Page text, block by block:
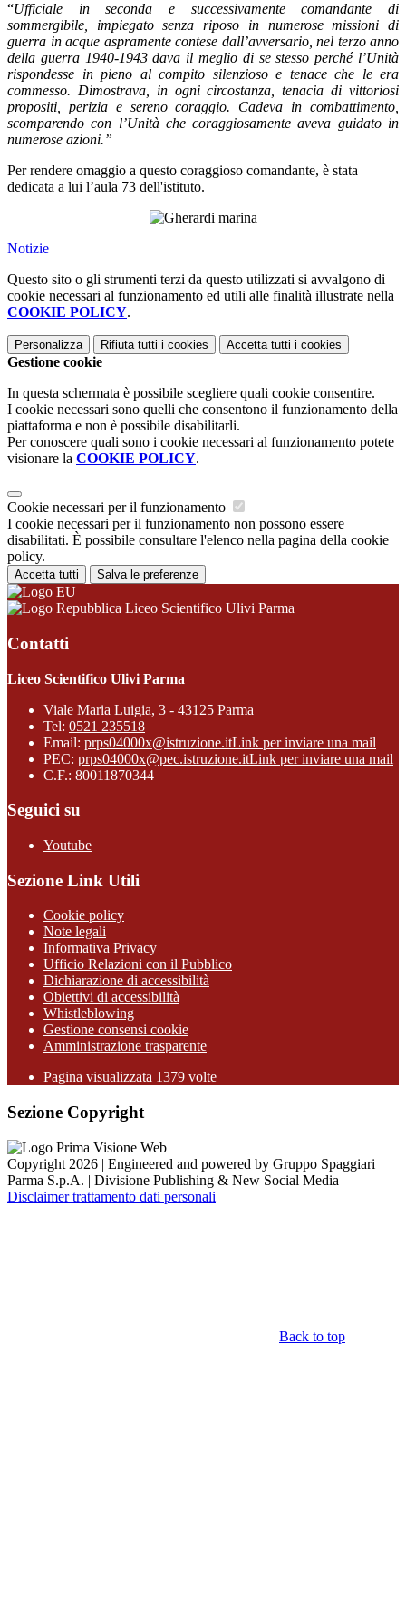
“Ufficiale in seconda e successivamente comandante di
sommergibile, impiegato senza riposo in numerose missioni di
guerra in acque aspramente contese dall’avversario, nel terzo anno
della guerra 1940-1943 dava il meglio di sestesso perché l’Unità
rispondesse in pieno al compito silenzioso e tenace che le era
commesso. Dimostrava, in ogni circostanza, tenacia di vittoriosi
propositi, perizia e sereno coraggio. Cadeva in combattimento,
scomparendo con l’Unità che coraggiosamente aveva guidato in
numerose azioni.”
Per rendere omaggio a questo coraggioso comandante, è stata
dedicata a lui l’aula 73 dell'istituto.
Notizie
Questo sito o gli strumenti terzi da questo utilizzati si avvalgono di
cookie necessari al funzionamento ed utili alle finalità illustrate nella
COOKIE POLICY.
Personalizza Rifiuta tutti i cookies Accetta tutti i cookies
Gestione cookie
In questa schermata è possibile scegliere quali cookie consentire.
I cookie necessari sono quelli che consentono il funzionamento della
piattaforma e non è possibile disabilitarli.
Per conoscere quali sono i cookie necessari al funzionamento potete
visionare la COOKIE POLICY.
Cookie necessari per il funzionamento
I cookie necessari per il funzionamento non possono essere
disabilitati. È possibile consultare l'elenco nella pagina della cookie
policy.
Accetta tutti Salva le preferenze
Liceo Scientifico Ulivi Parma
Contatti
Liceo Scientifico Ulivi Parma
Viale Maria Luigia, 3 - 43125 Parma
Tel: 0521 235518
Email: prps04000x@istruzione.itLink per inviare una mail
PEC: prps04000x@pec.istruzione.itLink per inviare una mail
C.F.: 80011870344
Seguici su
Youtube
Sezione Link Utili
Cookie policy
Note legali
Informativa Privacy
Ufficio Relazioni con il Pubblico
Dichiarazione di accessibilità
Obiettivi di accessibilità
Whistleblowing
Gestione consensi cookie
Amministrazione trasparente
Pagina visualizzata 1379 volte
Sezione Copyright
Copyright 2026 | Engineered and powered by Gruppo Spaggiari
Parma S.p.A. | Divisione Publishing & New Social Media
Disclaimer trattamento dati personali
Back to top